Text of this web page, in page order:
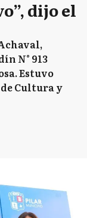
dijo el
N° 913
Estuvo
Cultura y